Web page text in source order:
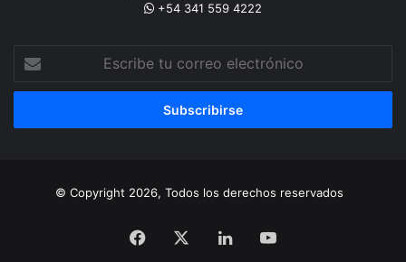
+54 341 559 4222
correo
© Copyright 2026, Todos los derechos reservados
Facebook LinkedInYouTube